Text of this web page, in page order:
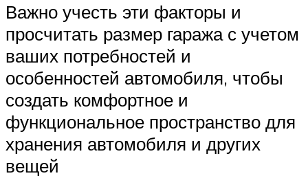
Важно учесть эти факторы и
просчитать размер гаража с учетом
ваших потребностей и
особенностей автомобиля, чтобы
создать комфортное и
функциональное пространство для
хранения автомобиля и других
вещей